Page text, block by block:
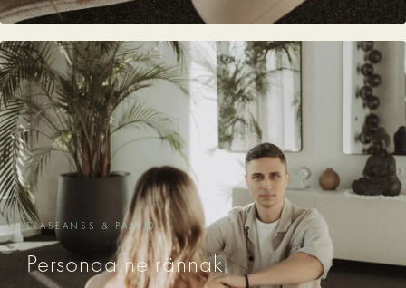
ERASEANSS & PAARID
Personaalne rännak